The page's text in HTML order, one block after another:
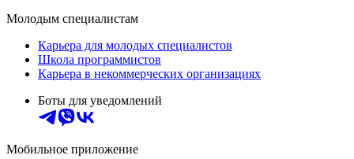
Молодым специалистам
Карьера для молодых специалистов
Школа программистов
Карьера в некоммерческих организациях
Боты для уведомлений
Мобильное приложение